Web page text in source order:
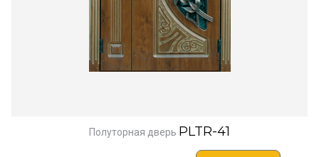
Полуторная дверь PLTR-41